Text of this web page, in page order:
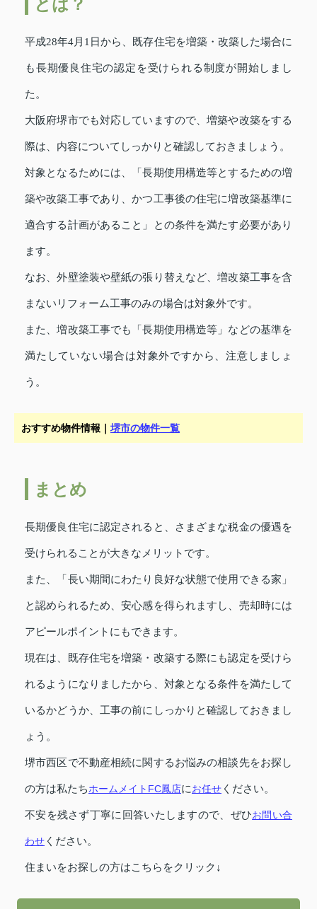
平成28年4月1日から、既存住宅を増築・改築した場合に
も長期優良住宅の認定を受けられる制度が開始しまし
た。
大阪府堺市でも対応していますので、増築や改築をする
際は、内容についてしっかりと確認しておきましょう。
対象となるためには、「長期使用構造等とするための増
築や改築工事であり、かつ工事後の住宅に増改築基準に
適合する計画があること」との条件を満たす必要があり
ます。
なお、外壁塗装や壁紙の張り替えなど、増改築工事を含
まないリフォーム工事のみの場合は対象外です。
また、増改築工事でも「長期使用構造等」などの基準を
満たしていない場合は対象外ですから、注意しましょ
う。
おすすめ物件情報｜ 堺市の物件一覧
まとめ
長期優良住宅に認定されると、さまざまな税金の優遇を
受けられることが大きなメリットです。
また、「長い期間にわたり良好な状態で使用できる家」
と認められるため、安心感を得られますし、売却時には
アピールポイントにもできます。
現在は、既存住宅を増築・改築する際にも認定を受けら
れるようになりましたから、対象となる条件を満たして
いるかどうか、工事の前にしっかりと確認しておきまし
ょう。
堺市西区で不動産相続に関するお悩みの相談先をお探し
の方は私たちホームメイトFC鳳店にお任せ ください。
不安を残さず丁寧に回答いたしますので、ぜひお問い合
わせ ください。
住まいをお探しの方はこちらをクリック↓